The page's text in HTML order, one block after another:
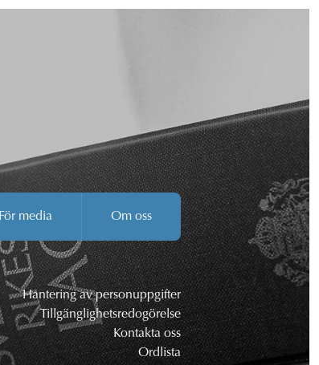
För media Om oss
Hantering av personuppgifter
Tillgänglighetsredogörelse
Kontakta oss
Ordlista